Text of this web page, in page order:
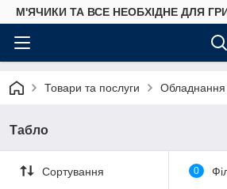
М'ЯЧИКИ ТА ВСЕ НЕОБХІДНЕ ДЛЯ
Товари та послуги Обладнання
Табло
Сортування 0